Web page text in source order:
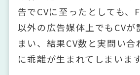
告でCVに至ったとしても
以外の広告媒体上でもCVが
まい、結果CV数と実問い合
に乖離が生まれてしまいます